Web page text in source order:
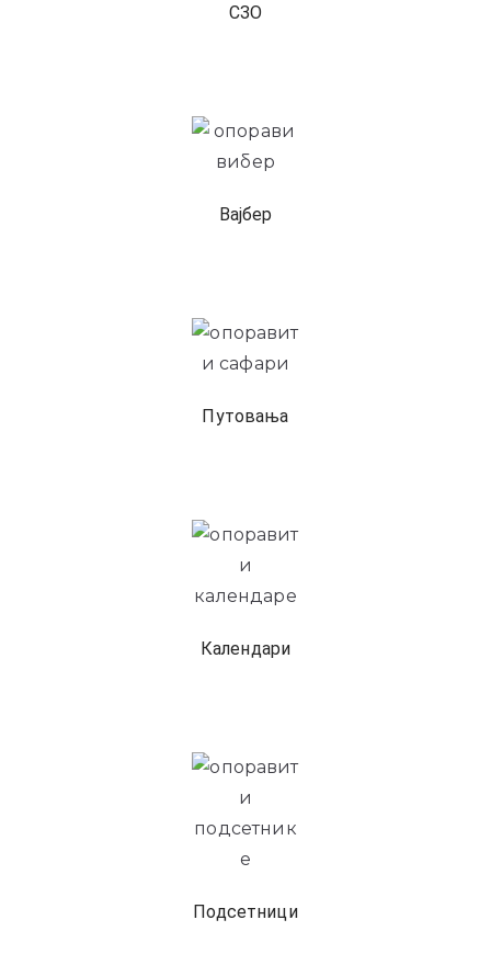
СЗО
Вајбер
Путовања
Календари
Подсетници